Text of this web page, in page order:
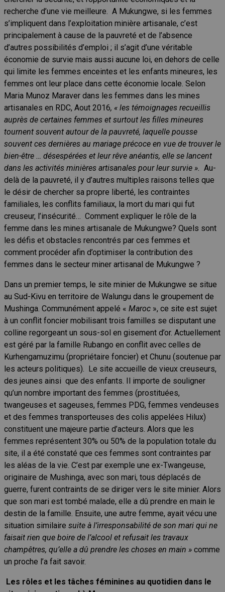
recherche d’une vie meilleure. A Mukungwe, si les femmes
s’impliquent dans l’exploitation minière artisanale, c’est
principalement à cause de la pauvreté et de l’absence
d’autres possibilités d’emploi ; il s’agit d’une véritable
économie de survie mais aussi aucune loi, en dehors de celle
qui limite les femmes enceintes et les enfants mineures, les
femmes ont leur place dans cette économie locale. Selon
Maria Munoz Maraver dans les femmes dans les mines
artisanales en RDC, Aout 2016, « les témoignages recueillis
auprès de certaines femmes et surtout les filles mineures
tournent souvent autour de la pauvreté, laquelle pousse
souvent ces dernières au mariage précoce en vue de trouver le
bien-être … désespérées et leur rêve anéantis, elle se lancent
dans les activités minières artisanales pour leur survie ». Au-
delà de la pauvreté, il y d’autres multiples raisons telles que
le désir de chercher sa propre liberté, les contraintes
familiales, les conflits familiaux, la mort du mari qui fut
creuseur, l’insécurité… Comment expliquer le rôle de la
femme dans les mines artisanale de Mukungwe? Quels sont
les défis et obstacles rencontrés par ces femmes et
comment procéder afin d’optimiser la contribution des
femmes dans le secteur miner artisanal de Mukungwe ?
Dans un premier temps, le site minier de Mukungwe se situe
au Sud-Kivu en territoire de Walungu dans le groupement de
Mushinga. Communément appelé « Maroc », ce site est sujet
à un conflit foncier mobilisant trois familles se disputant une
colline regorgeant un sous-sol en gisement d’or. Actuellement
est géré par la famille Rubango en conflit avec celles de
Kurhengamuzimu (propriétaire foncier) et Chunu (soutenue par
les acteurs politiques). Le site accueille de vieux creuseurs,
des jeunes ainsi que des enfants. Il importe de souligner
qu’un nombre important des femmes (prostituées,
twangeuses et sageuses, femmes PDG, femmes vendeuses
et des femmes transporteuses des colis appelées Hilux)
constituent une majeure partie d’acteurs. Alors que les
femmes représentent 30% ou 50% de la population totale du
site, il a été constaté que ces femmes sont contraintes par
les aléas de la vie. C’est par exemple une ex-Twangeuse,
originaire de Mushinga, avec son mari, tous déplacés de
guerre, furent contraints de se diriger vers le site minier. Alors
que son mari est tombé malade, elle a dû prendre en main le
destin de la famille. Ensuite, une autre femme, ayait vécu une
situation similaire suite à l’irresponsabilité de son mari qui ne
faisait rien que boire de l’alcool et refusait les travaux
champêtres, qu’elle a dû prendre les choses en main » comme
un proche l’a fait savoir.
Les rôles et les tâches féminines au quotidien dans le